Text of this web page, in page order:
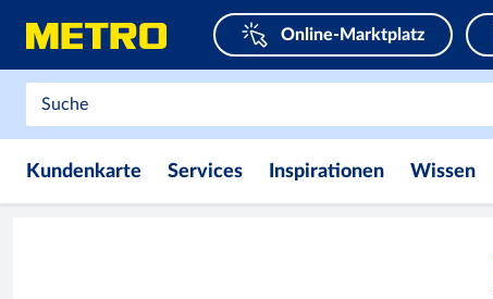
Online-Marktplatz
Kundenkarte Services Inspirationen Wissen